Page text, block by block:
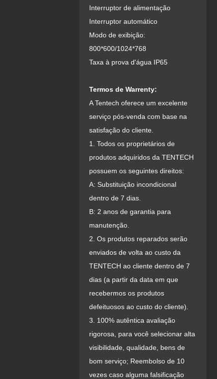
Interruptor de alimentação
Interruptor automático
Modo de exibição:
800*600/1024*768
Taxa à prova d'água IP65
Termos de Warrenty:
A Tentech oferece um excelente
serviço pós-venda com base na
satisfação do cliente.
1. Todos os proprietários de
produtos adquiridos da TENTECH
possuem os seguintes direitos:
A: Substituição incondicional
dentro de 7 dias.
B: 2 anos de garantia para
manutenção.
2. Os produtos reparados serão
enviados de volta ao custo da
TENTECH ao cliente dentro de 7
dias (a partir da data em que
recebermos os produtos
defeituosos ao custo do cliente).
3. 100% autêntica avaliação
rigorosa, para você selecionar alta
visibilidade, qualidade, bens de
bom serviço; Reembolso de 10
vezes caso alguma falsificação